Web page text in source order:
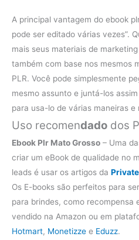
A principal vantagem do ebook
pode ser editado várias vezes”.
mais seus materiais de
também com base nos mesmos
PLR. Você pode simplesmente
mesmo assunto e juntá-los
para usa-lo de várias maneiras
Uso recomendado dos
Ebook Plr Mato Grosso – Uma
criar um eBook de qualidade no
leads é usar os artigos da
Os E-books são perfeitos para
para brindes, como recompensa
vendido na Amazon ou em
Hotmart, Monetizze e Eduzz.